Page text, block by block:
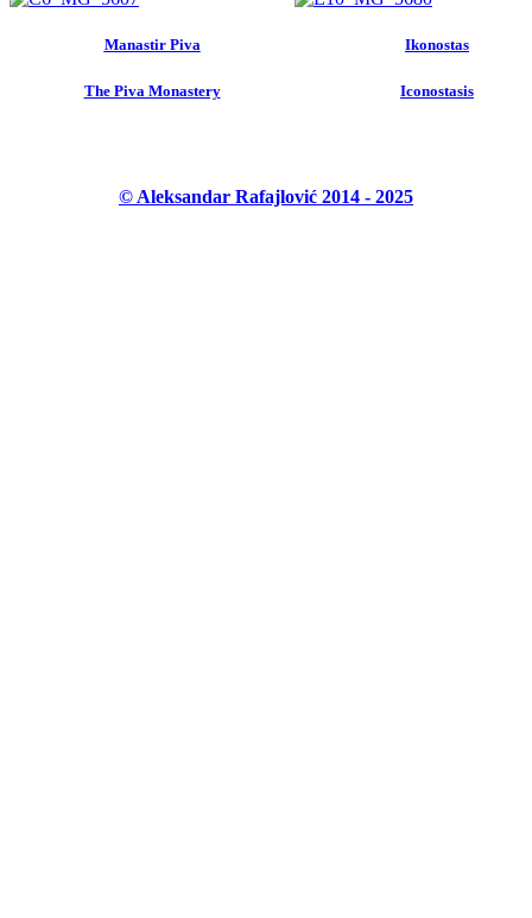
Manastir Piva
The Piva Monastery
Ikonostas
Iconostasis
© Aleksandar Rafajlović 2014 - 2025